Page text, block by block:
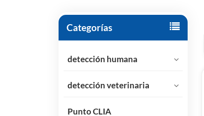
Categorías
detección humana
detección veterinaria
Punto CLIA